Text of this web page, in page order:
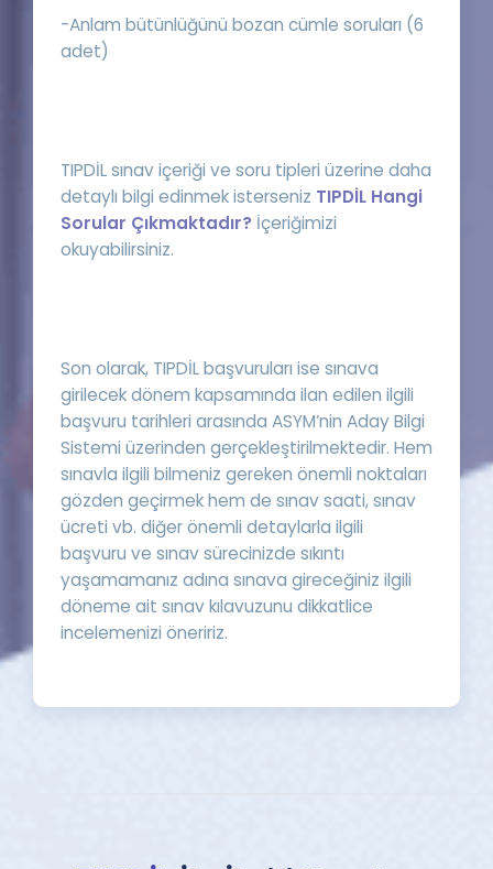
-Anlam bütünlüğünü bozan cümle soruları (6
adet)
TIPDİL sınav içeriği ve soru tipleri üzerine daha
detaylı bilgi edinmek isterseniz TIPDİL Hangi
Sorular Çıkmaktadır? İçeriğimizi
okuyabilirsiniz.
Son olarak, TIPDİL başvuruları ise sınava
girilecek dönem kapsamında ilan edilen ilgili
başvuru tarihleri arasında ASYM’nin Aday Bilgi
Sistemi üzerinden gerçekleştirilmektedir. Hem
sınavla ilgili bilmeniz gereken önemli noktaları
gözden geçirmek hem de sınav saati, sınav
ücreti vb. diğer önemli detaylarla ilgili
başvuru ve sınav sürecinizde sıkıntı
yaşamamanız adına sınava gireceğiniz ilgili
döneme ait sınav kılavuzunu dikkatlice
incelemenizi öneririz.